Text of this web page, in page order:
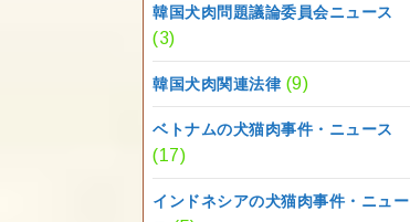
韓国犬肉問題議論委員会ニュース
(3)
韓国犬肉関連法律(9)
ベトナムの犬猫肉事件・ニュース
(17)
インドネシアの犬猫肉事件・ニュー